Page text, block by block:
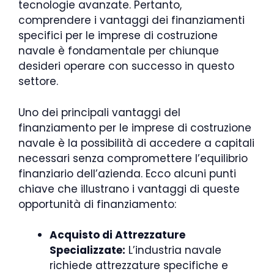
tecnologie avanzate. Pertanto,
comprendere i vantaggi dei finanziamenti
specifici per le imprese di costruzione
navale è fondamentale per chiunque
desideri operare con successo in questo
settore.
Uno dei principali vantaggi del
finanziamento per le imprese di costruzione
navale è la possibilità di accedere a capitali
necessari senza compromettere l’equilibrio
finanziario dell’azienda. Ecco alcuni punti
chiave che illustrano i vantaggi di queste
opportunità di finanziamento:
Acquisto di Attrezzature
Specializzate: L’industria navale
richiede attrezzature specifiche e